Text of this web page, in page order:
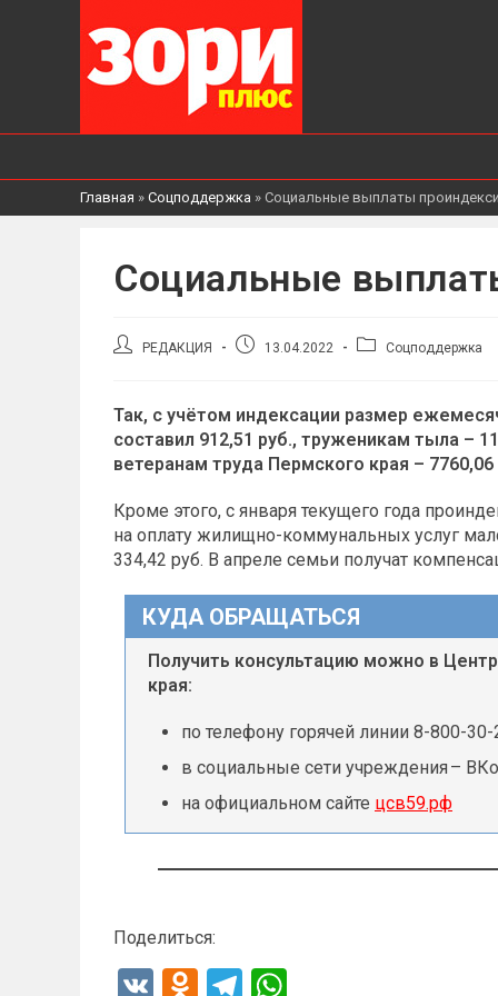
Главная » Соцподдержка » Социальные выплаты
Социальные
АвторРЕДАКЦИЯ
Запись13.04.2022
РубрикаСоцподдержка
Так, с учётом индексации размер
составил 912,51 руб., труженикам тыла –
ветеранам труда Пермского края – 7760,06
Кроме этого, с января текущего года
на оплату жилищно-коммунальных услуг
334,42 руб. В апреле семьи получат
КУДА ОБРАЩАТЬСЯ
Получить консультацию можно в
края:
по телефону горячей линии 8-800-
в социальные сети учреждения –
на официальном сайте цсв59.рф
Поделиться:
V
O
T